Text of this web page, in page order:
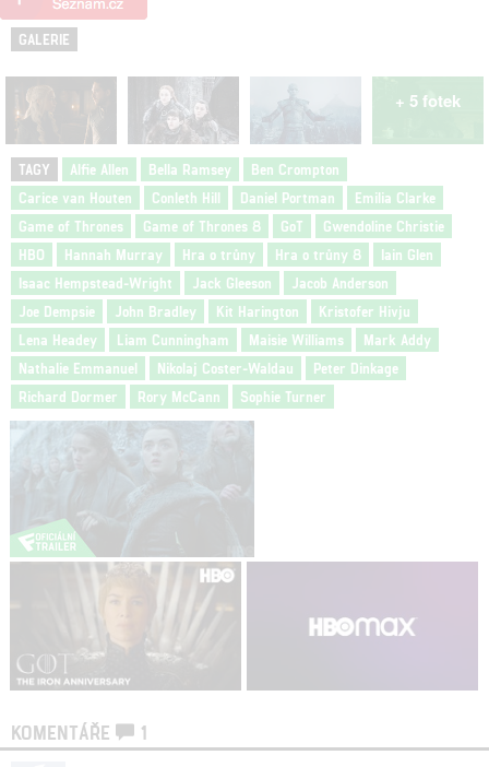
GALERIE
+ 5 fotek
TAGY Alfie Allen Bella Ramsey
Ben Crompton
Carice van Houten
Conleth Hill Daniel Portman
Emilia Clarke
Game of Thrones
Game of Thrones 8 GoT
Gwendoline Christie
HBO
Hannah Murray Hra o trůny Hra o trůny 8
Iain Glen
Isaac Hempstead-Wright
Jack Gleeson
Jacob Anderson
Joe Dempsie
John Bradley Kit Harington
Kristofer Hivju
Lena Headey
Liam Cunningham Maisie Williams
Mark Addy
Nathalie Emmanuel
Nikolaj Coster-Waldau
Peter Dinkage
Richard Dormer
Rory McCann Sophie Turner
KOMENTÁŘE 1